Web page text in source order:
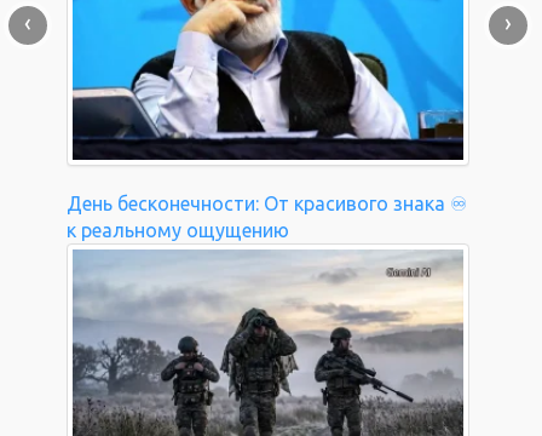
День бесконечности: От красивого знака ♾️
к реальному ощущению
‹ ›